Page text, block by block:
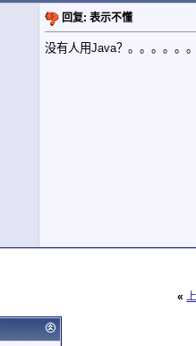
回复: 表示不懂
没有人用Java？。。。。。
«